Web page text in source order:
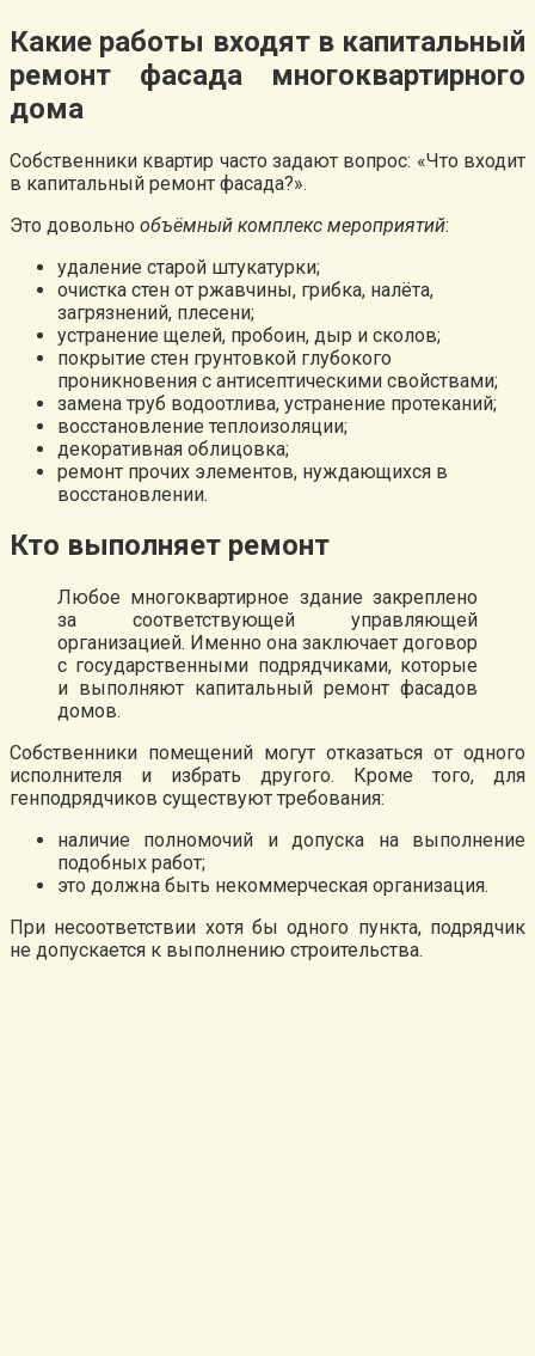
Какие работы входят в капитальный
ремонт фасада многоквартирного
дома
Собственники квартир часто задают вопрос: «Что входит
в капитальный ремонт фасада?».
Это довольно объёмный комплекс мероприятий:
удаление старой штукатурки;
очистка стен от ржавчины, грибка, налёта,
загрязнений, плесени;
устранение щелей, пробоин, дыр и сколов;
покрытие стен грунтовкой глубокого
проникновения с антисептическими свойствами;
замена труб водоотлива, устранение протеканий;
восстановление теплоизоляции;
декоративная облицовка;
ремонт прочих элементов, нуждающихся в
восстановлении.
Кто выполняет ремонт
Любое многоквартирное здание закреплено
за соответствующей управляющей
организацией. Именно она заключает договор
с государственными подрядчиками, которые
и выполняют капитальный ремонт фасадов
домов.
Собственники помещений могут отказаться от одного
исполнителя и избрать другого. Кроме того, для
генподрядчиков существуют требования:
наличие полномочий и допуска на выполнение
подобных работ;
это должна быть некоммерческая организация.
При несоответствии хотя бы одного пункта, подрядчик
не допускается к выполнению строительства.